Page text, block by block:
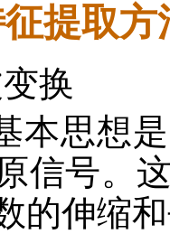
提取方
换
本思想
信号。
的伸缩